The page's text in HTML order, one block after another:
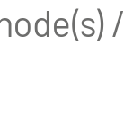
/